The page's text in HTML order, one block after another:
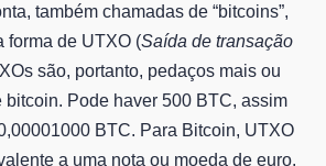
também chamadas de “bitcoins”,
forma de UTXO (Saída de transação
são, portanto, pedaços mais ou
bitcoin. Pode haver 500 BTC, assim
BTC. Para Bitcoin, UTXO
a uma nota ou moeda de euro.